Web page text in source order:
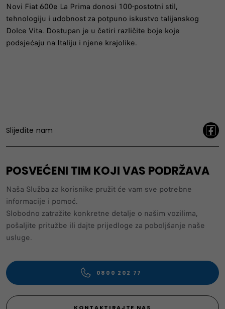
Novi Fiat 600e La Prima donosi 100-postotni stil,
tehnologiju i udobnost za potpuno iskustvo talijanskog
Dolce Vita. Dostupan je u četiri različite boje koje
podsjećaju na Italiju i njene krajolike.
Slijedite nam
POSVEĆENI TIM KOJI VAS PODRŽAVA
Naša Služba za korisnike pružit će vam sve potrebne
informacije i pomoć.
Slobodno zatražite konkretne detalje o našim vozilima,
pošaljite pritužbe ili dajte prijedloge za poboljšanje naše
usluge.
0800 202 77